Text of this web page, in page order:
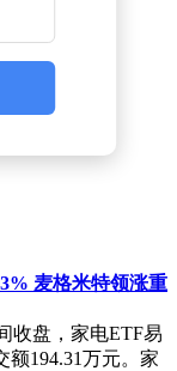
麦格米特领涨重
收盘，家电ETF易
额194.31万元。家